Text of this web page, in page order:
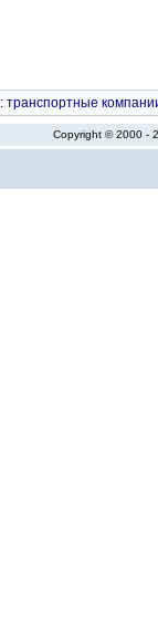
: транспортные
Copyright © 2000 -